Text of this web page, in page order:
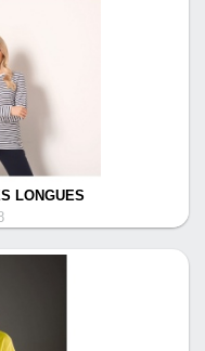
LONGUES